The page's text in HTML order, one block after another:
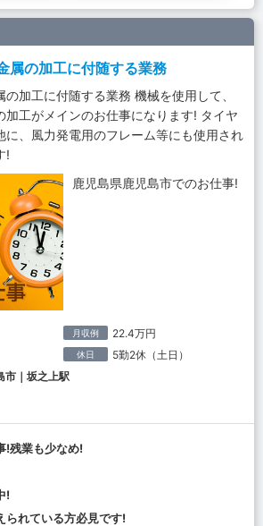
属の加工に付随する業務
加工に付随する業務 機械を使用して、
加工がメインのお仕事になります! タイヤ
に、風力発電用のフレーム等にも使用され
!
鹿児島県鹿児島市でのお仕事!
月収例 22.4万円
休日 5勤2休（土日）
市｜坂之上駅
!残業も少なめ!
!
られている方必見です!